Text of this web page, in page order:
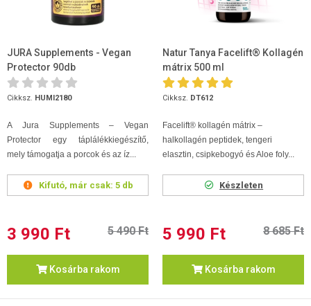
JURA Supplements - Vegan
Protector 90db
Cikksz. HUMI2180
A Jura Supplements – Vegan
Protector egy táplálékkiegészítő,
mely támogatja a porcok és az íz...
Kifutó, már csak: 5 db
3 990 Ft 5 490 Ft
Kosárba rakom
Natur Tanya Facelift® Kollagén
mátrix 500 ml
Cikksz. DT612
Facelift® kollagén mátrix –
halkollagén peptidek, tengeri
elasztin, csipkebogyó és Aloe foly...
Készleten
5 990 Ft 8 685 Ft
Kosárba rakom